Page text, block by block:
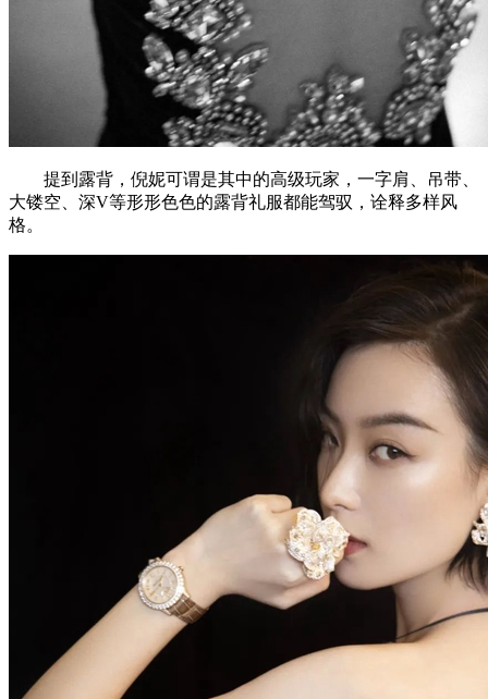
提到露背，倪妮可谓是其中的高级玩家，一字肩、吊带、
大镂空、深V等形形色色的露背礼服都能驾驭，诠释多样风
格。